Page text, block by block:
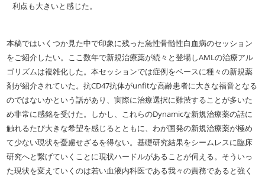
利点も大きいと感じた。
本稿ではいくつか見た中で印象に残った急性骨髄性白血病のセッション
をご紹介したい。ここ数年で新規治療薬が続々と登場しAMLの治療アル
ゴリズムは複雑化した。本セッションでは症例をベースに種々の新規薬
剤が紹介されていた。抗CD47抗体がunfitな高齢患者に大きな福音となる
のではないかという話があり、実際に治療選択に難渋することが多いた
め非常に感銘を受けた。しかし、これらのDynamicな新規治療薬の話に
触れるたび大きな希望を感じるとともに、わが国発の新規治療薬が極め
て少ない現状を憂慮せざるを得ない。基礎研究結果をシームレスに臨床
研究へと繋げていくことに現状ハードルがあることが伺える。そういっ
た現状を変えていくのは若い血液内科医である我々の責務であると強く